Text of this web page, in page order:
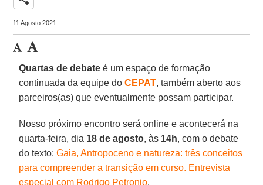
11 Agosto 2021
Quartas de debate é um espaço de formação
continuada da equipe doCEPAT, também aberto aos
parceiros(as) que eventualmente possam participar.
Nosso próximo encontro será online e acontecerá na
quarta-feira, dia 18 de agosto, às 14h, com o debate
do texto:Gaia, Antropoceno e natureza: três conceitos
para compreender a transição em curso. Entrevista
especial com Rodrigo Petronio.